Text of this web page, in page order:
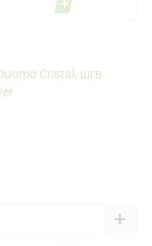
Cristal, шгв
+